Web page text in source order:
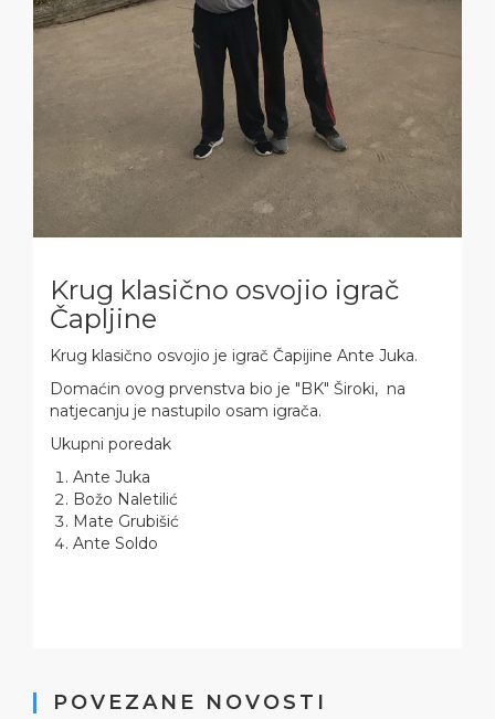
Krug klasično osvojio igrač
Čapljine
Krug klasično osvojio je igrač Čapijine Ante Juka.
Domaćin ovog prvenstva bio je "BK" Široki, na
natjecanju je nastupilo osam igrača.
Ukupni poredak
Ante Juka
Božo Naletilić
Mate Grubišić
Ante Soldo
POVEZANE NOVOSTI